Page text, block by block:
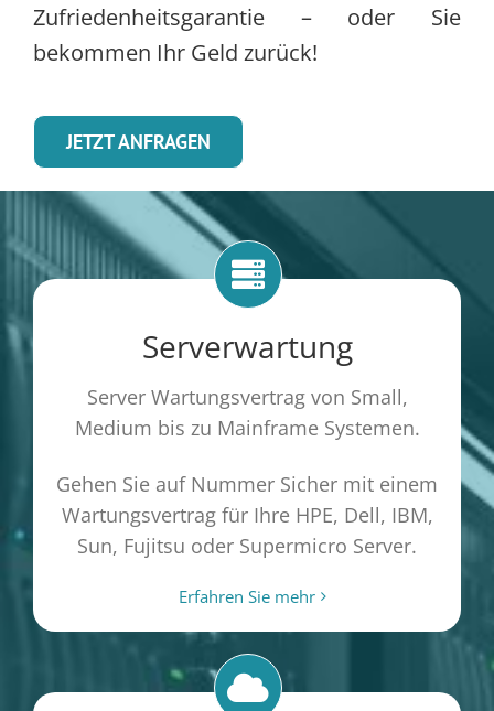
Zufriedenheitsgarantie – oder Sie
bekommen Ihr Geld zurück!
JETZT ANFRAGEN
Serverwartung
Server Wartungsvertrag von Small,
Medium bis zu Mainframe Systemen.
Gehen Sie auf Nummer Sicher mit einem
Wartungsvertrag für Ihre HPE, Dell, IBM,
Sun, Fujitsu oder Supermicro Server.
Erfahren Sie mehr